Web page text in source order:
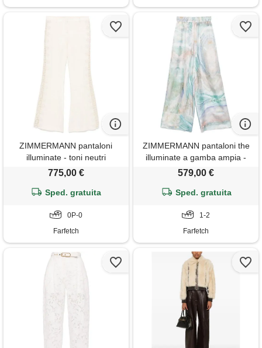
ZIMMERMANN pantaloni
illuminate - toni neutri
775,00 €
Sped. gratuita
0P-0
Farfetch
ZIMMERMANN pantaloni the
illuminate a gamba ampia -
blu
579,00 €
Sped. gratuita
1-2
Farfetch